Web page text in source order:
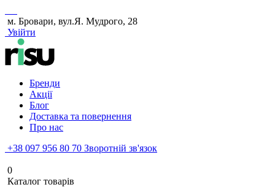
м. Бровари, вул.Я. Мудрого, 28
Увійти
Бренди
Акції
Блог
Доставка та повернення
Про нас
+38 097 956 80 70 Зворотній зв'язок
0
Каталог товарів